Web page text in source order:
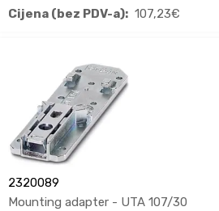
Cijena (bez PDV-a): 107,23€
2320089
Mounting adapter - UTA 107/30